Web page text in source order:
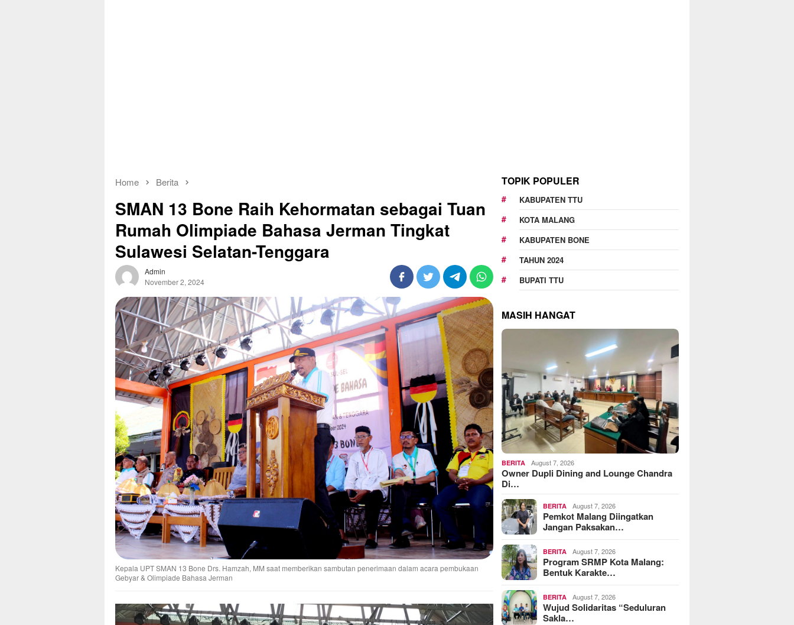
Home Berita
SMAN 13 Bone Raih Kehormatan sebagai Tuan
Rumah Olimpiade Bahasa Jerman Tingkat
Sulawesi Selatan-Tenggara
Admin
November 2, 2024
Kepala UPT SMAN 13 Bone Drs. Hamzah, MM saat memberikan sambutan penerimaan dalam acara pembukaan
Gebyar & Olimpiade Bahasa Jerman
TOPIK POPULER
KABUPATEN TTU
KOTA MALANG
KABUPATEN BONE
TAHUN 2024
BUPATI TTU
MASIH HANGAT
BERITA August 7, 2026
Owner Dupli Dining and Lounge Chandra
Di…
BERITA August 7, 2026
Pemkot Malang Diingatkan
Jangan Paksakan…
BERITA August 7, 2026
Program SRMP Kota Malang:
Bentuk Karakte…
BERITA August 7, 2026
Wujud Solidaritas “Seduluran
Sakla…